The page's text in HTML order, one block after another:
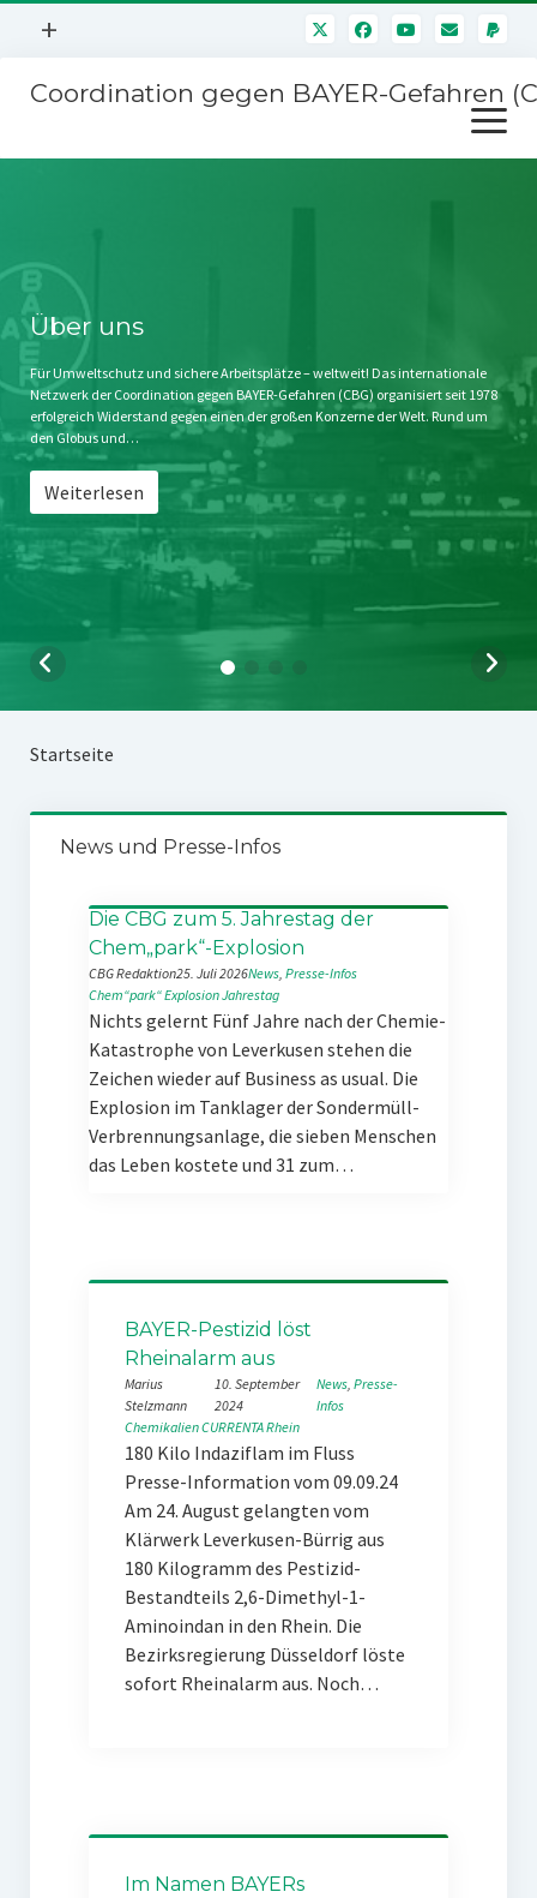
Menü
+
Mitmachen
Kontakt
Impressum
Störfälle
Coordination gegen BAYER-Gefahren
Menü
öffnen
Stichwort BAYER
Jahrestagung
SPENDEN
Über uns
Für Umweltschutz und sichere Arbeitsplätze – weltweit! Das internationale
Netzwerk der Coordination gegen BAYER-Gefahren (CBG) organisiert seit 1978
erfolgreich Widerstand gegen einen der großen Konzerne der Welt. Rund um
den Globus und…
Weiterlesen
Startseite
News und Presse-Infos
Die CBG zum 5. Jahrestag der
Chem„park“-Explosion
CBG Redaktion25. Juli 2026News, Presse-Infos
Chem“park“ExplosionJahrestag
Nichts gelernt Fünf Jahre nach der Chemie-
Katastrophe von Leverkusen stehen die
Zeichen wieder auf Business as usual. Die
Explosion im Tanklager der Sondermüll-
Verbrennungsanlage, die sieben Menschen
das Leben kostete und 31 zum…
BAYER-Pestizid löst
Rheinalarm aus
Marius
Stelzmann
10. September
2024
News, Presse-
Infos
ChemikalienCURRENTARhein
180 Kilo Indaziflam im Fluss
Presse-Information vom 09.09.24
Am 24. August gelangten vom
Klärwerk Leverkusen-Bürrig aus
180 Kilogramm des Pestizid-
Bestandteils 2,6-Dimethyl-1-
Aminoindan in den Rhein. Die
Bezirksregierung Düsseldorf löste
sofort Rheinalarm aus. Noch…
Im Namen BAYERs